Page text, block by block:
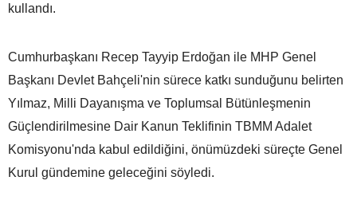
kullandı.
Cumhurbaşkanı Recep Tayyip Erdoğan ile MHP Genel
Başkanı Devlet Bahçeli'nin sürece katkı sunduğunu belirten
Yılmaz, Milli Dayanışma ve Toplumsal Bütünleşmenin
Güçlendirilmesine Dair Kanun Teklifinin TBMM Adalet
Komisyonu'nda kabul edildiğini, önümüzdeki süreçte Genel
Kurul gündemine geleceğini söyledi.